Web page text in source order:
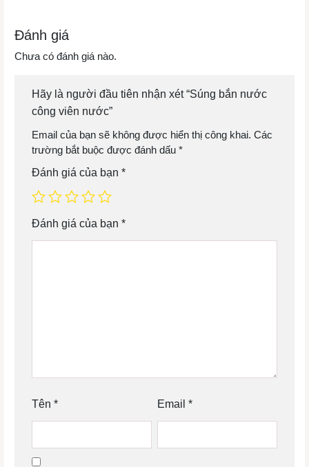
Đánh giá
Chưa có đánh giá nào.
Hãy là người đầu tiên nhận xét “Súng bắn nước
công viên nước”
Email của bạn sẽ không được hiển thị công khai. Các
trường bắt buộc được đánh dấu *
Đánh giá của bạn *
Đánh giá của bạn *
Tên * Email *